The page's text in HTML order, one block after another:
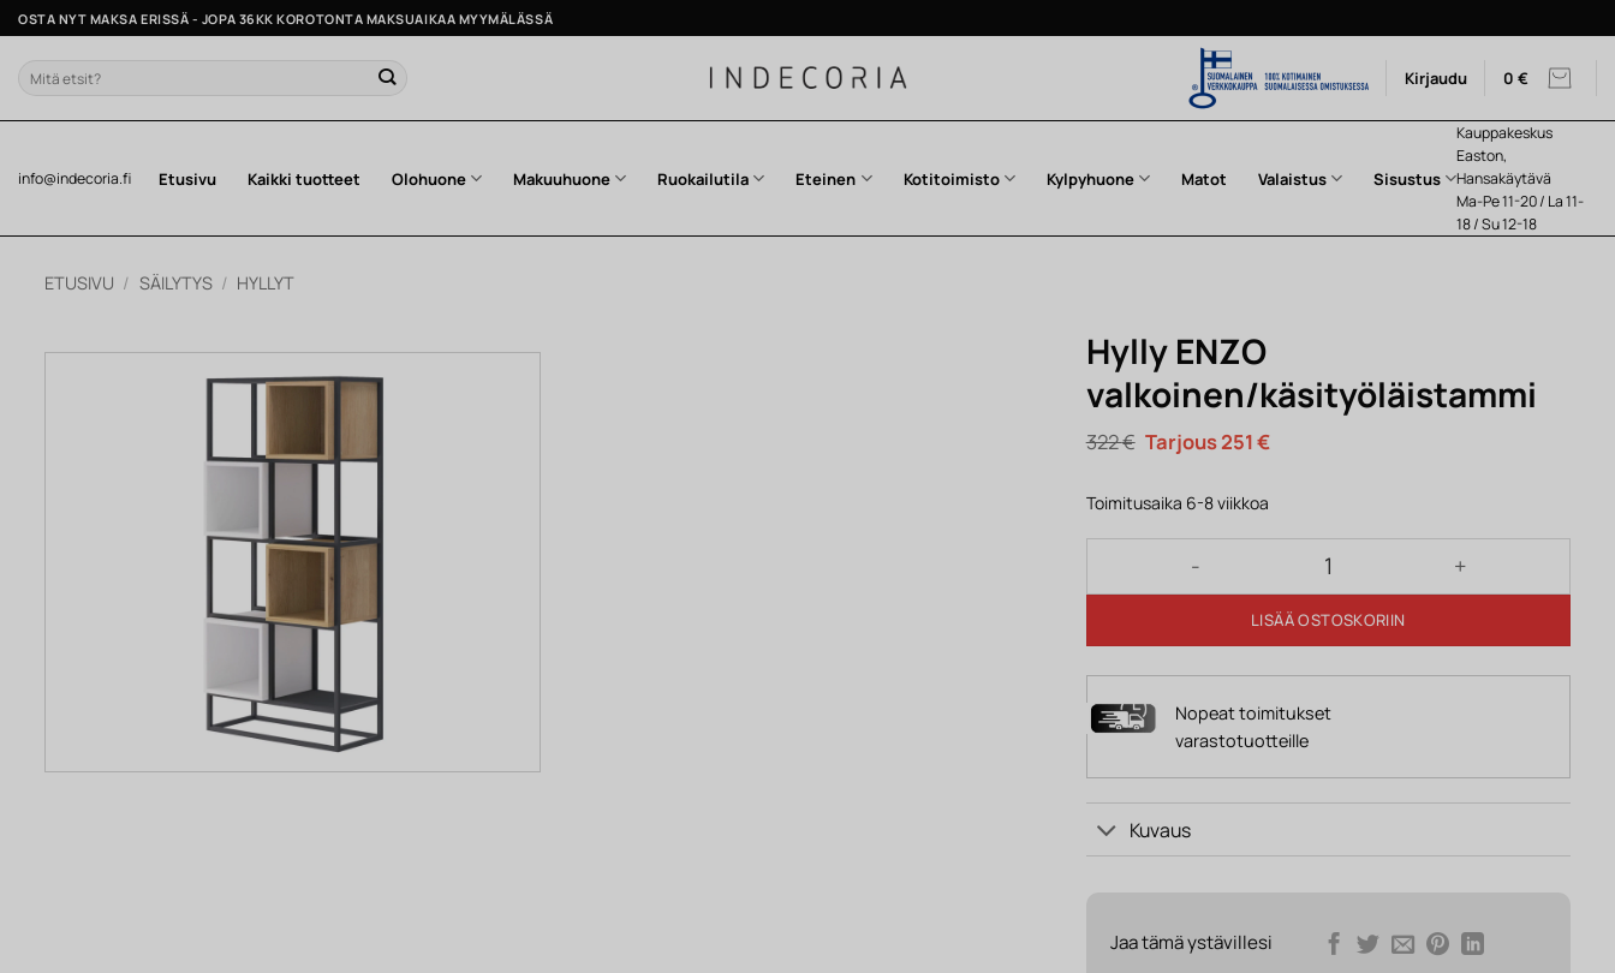
Skip
to
content
OSTA NYT MAKSA ERISSÄ - JOPA 36KK KOROTONTA MAKSUAIKAA MYYMÄLÄSSÄ
Etsi: Kirjaudu 0 €
info@indecoria.fi Etusivu Kaikki tuotteet Olohuone Makuuhuone Ruokailutila Eteinen Kotitoimisto Kylpyhuone Matot Valaistus Sisustus
Kauppakeskus
Easton,
Hansakäytävä
Ma-Pe 11-20 / La 11-
18 / Su 12-18
ETUSIVU / SÄILYTYS / HYLLYT
Hylly ENZO
valkoinen/käsityöläistammi
322€ Alkuperäinen
hinta
322 €.
251€Nykyinen
Toimitusaika 6-8 viikkoa
Hylly ENZO valkoinen/käsityöläistammi määrä
LISÄÄ OSTOSKORIIN
Nopeat toimitukset
varastotuotteille
Kuvaus
Jaa tämä ystävillesi